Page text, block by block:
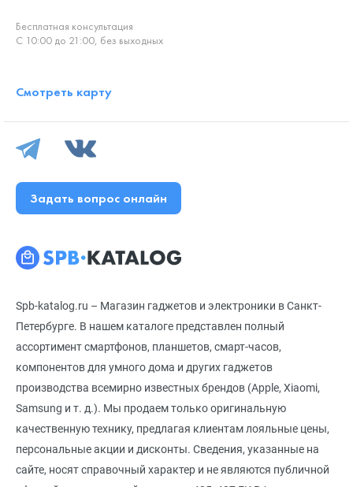
Spb-katalog.ru – Магазин гаджетов и электроники в Санкт-
Петербурге. В нашем каталоге представлен полный
ассортимент смартфонов, планшетов, смарт-часов,
компонентов для умного дома и других гаджетов
производства всемирно известных брендов (Apple, Xiaomi,
Samsung и т. д.). Мы продаем только оригинальную
качественную технику, предлагая клиентам лояльные цены,
персональные акции и дисконты. Сведения, указанные на
сайте, носят справочный характер и не являются публичной
Бесплатная консультация
С 10:00 до 21:00, без выходных
Смотреть карту
Задать вопрос онлайн